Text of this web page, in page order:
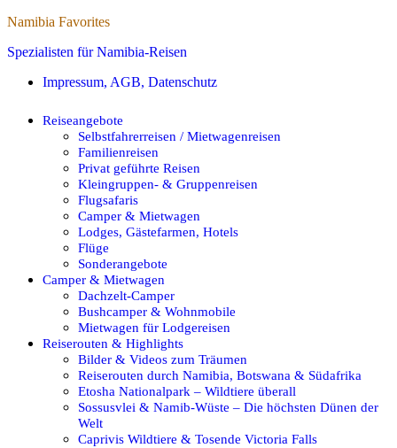
Namibia Favorites
Spezialisten für Namibia-Reisen
Impressum, AGB, Datenschutz
Reiseangebote
Selbstfahrerreisen / Mietwagenreisen
Familienreisen
Privat geführte Reisen
Kleingruppen- & Gruppenreisen
Flugsafaris
Camper & Mietwagen
Lodges, Gästefarmen, Hotels
Flüge
Sonderangebote
Camper & Mietwagen
Dachzelt-Camper
Bushcamper & Wohnmobile
Mietwagen für Lodgereisen
Reiserouten & Highlights
Bilder & Videos zum Träumen
Reiserouten durch Namibia, Botswana & Südafrika
Etosha Nationalpark – Wildtiere überall
Sossusvlei & Namib-Wüste – Die höchsten Dünen der
Welt
Caprivis Wildtiere & Tosende Victoria Falls